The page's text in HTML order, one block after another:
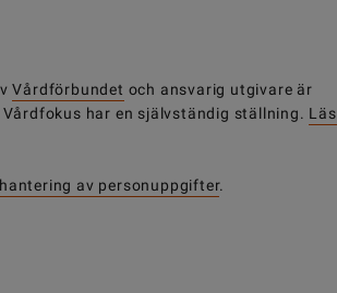
Vårdförbundet och ansvarig utgivare är
Vårdfokus har en självständig ställning. Läs
hantering av personuppgifter.